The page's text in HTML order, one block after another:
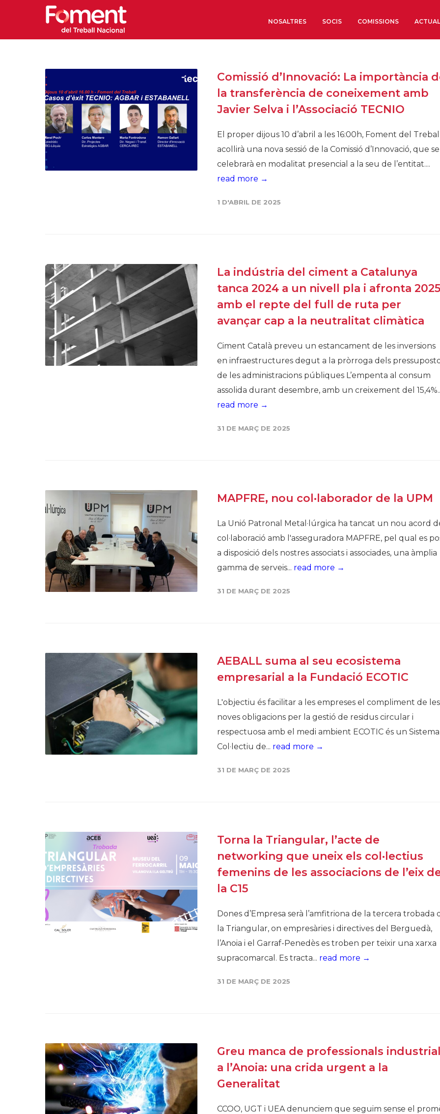
NOSALTRES
Òrgans de Govern
Òrgans Consultius
Estructura Executiva
Econòmics i Socials
Organitzacions
SOCIS COMISSIONS
Comissió d’Innovació: La importància
la transferència de coneixement amb
Javier Selva i l’Associació TECNIO
El proper dijous 10 d’abril a les 16:00h, Foment del Treball
acollirà una nova sessió de la Comissió d’Innovació, que se
celebrarà en modalitat presencial a la seu de l’entitat....
read more →
1 D'ABRIL DE 2025
La indústria del ciment a Catalunya
tanca 2024 a un nivell pla i afronta 2025
amb el repte del full de ruta per
avançar cap a la neutralitat climàtica
Ciment Català preveu un estancament de les inversions
en infraestructures degut a la pròrroga dels
de les administracions públiques L’empenta al consum
assolida durant desembre, amb un creixement del
read more →
31 DE MARÇ DE 2025
MAPFRE, nou col·laborador de la UPM
La Unió Patronal Metal·lúrgica ha tancat un nou acord
col·laboració amb l'asseguradora MAPFRE, pel qual es
a disposició dels nostres associats i associades, una àmplia
gamma de serveis... read more →
31 DE MARÇ DE 2025
AEBALL suma al seu ecosistema
empresarial a la Fundació ECOTIC
L'objectiu és facilitar a les empreses el compliment de les
noves obligacions per la gestió de residus circular i
respectuosa amb el medi ambient ECOTIC és un Sistema
Col·lectiu de... read more →
31 DE MARÇ DE 2025
Torna la Triangular, l’acte de
networking que uneix els col·lectius
femenins de les associacions de l’eix
la C15
Dones d’Empresa serà l’amfitriona de la tercera trobada
la Triangular, on empresàries i directives del Berguedà,
l’Anoia i el Garraf-Penedès es troben per teixir una xarxa
supracomarcal. Es tracta... read more →
31 DE MARÇ DE 2025
Greu manca de professionals
a l’Anoia: una crida urgent a la
Generalitat
CCOO, UGT i UEA denunciem que seguim sense el